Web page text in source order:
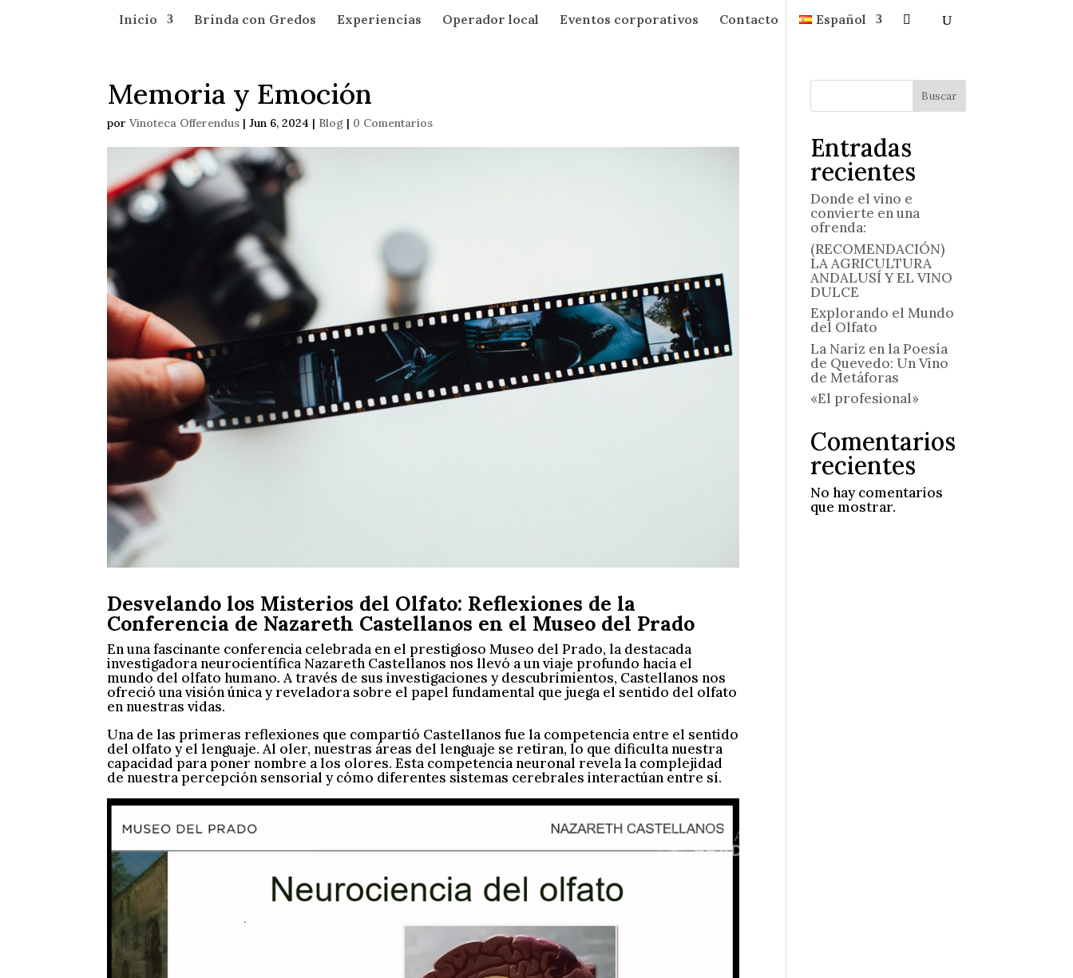
Inicio Brinda con Gredos Experiencias Operador local Eventos corporativos Contacto Español
Memoria y Emoción
porVinoteca Offerendus |Jun 6, 2024 | Blog | 0 Comentarios
Desvelando los Misterios del Olfato: Reflexiones de la
Conferencia de Nazareth Castellanos en el Museo del Prado
En una fascinante conferencia celebrada en el prestigioso Museo del Prado, la destacada
investigadora neurocientífica Nazareth Castellanos nos llevó a un viaje profundo hacia el
mundo del olfato humano. A través de sus investigaciones y descubrimientos, Castellanos nos
ofreció una visión única y reveladora sobre el papel fundamental que juega el sentido del olfato
en nuestras vidas.
Una de las primeras reflexiones que compartió Castellanos fue la competencia entre el sentido
del olfato y el lenguaje. Al oler, nuestras áreas del lenguaje se retiran, lo que dificulta nuestra
capacidad para poner nombre a los olores. Esta competencia neuronal revela la complejidad
de nuestra percepción sensorial y cómo diferentes sistemas cerebrales interactúan entre sí.
Buscar
Entradas
recientes
Donde el vino e
convierte en una
ofrenda:
(RECOMENDACIÓN)
LA AGRICULTURA
ANDALUSÍ Y EL VINO
DULCE
Explorando el Mundo
del Olfato
La Nariz en la Poesía
de Quevedo: Un Vino
de Metáforas
«El profesional»
Comentarios
recientes
No hay comentarios
que mostrar.